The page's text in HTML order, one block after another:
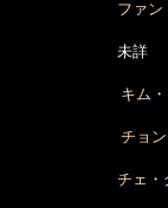
ファン
未詳　　　　　
キム
チョ
チェ・